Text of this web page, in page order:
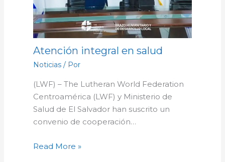
Atención integral en salud
Noticias/ Por
(LWF) – The Lutheran World Federation
Centroamérica (LWF) y Ministerio de
Salud de El Salvador han suscrito un
convenio de cooperación…
Read More »